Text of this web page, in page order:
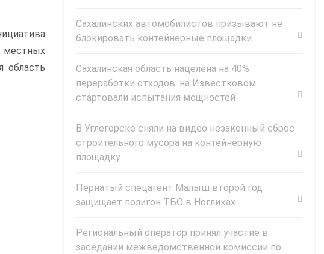
местных
область
Сахалинских автомобилистов призывают не
блокировать контейнерные площадки
Сахалинская область нацелена на 40%
переработки отходов: на Известковом
стартовали испытания мощностей
В Углегорске сняли на видео незаконный сброс
строительного мусора на контейнерную
площадку
Пернатый спецагент Малыш второй год
защищает полигон ТБО в Ногликах
Региональный оператор принял участие в
заседании межведомственной комиссии по